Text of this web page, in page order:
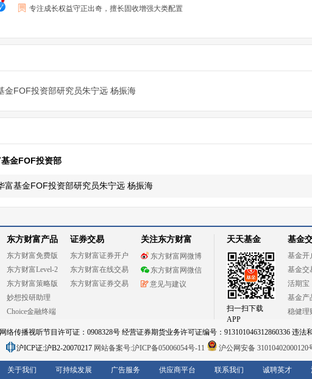
专注成长权益守正出奇，擅长固收增强大类配置
金FOF投资部研究员朱宁远 杨振海
金FOF投资部
富基金FOF投资部研究员朱宁远 杨振海
东方财富产品
东方财富免费版
东方财富Level-2
东方财富策略版
妙想投研助理
Choice金融终端
证券交易
东方财富证券开户
东方财富在线交易
东方财富证券交易
关注东方财富
东方财富网微博
东方财富网微信
意见与建议
天天基金
扫一扫下载
APP
基金
基金开
基金交
活期宝
基金产
稳健理
络传播视听节目许可证：0908328号 经营证券期货业务许可证编号：913101046312860336 违法
沪ICP证:沪B2-20070217 网站备案号:沪ICP备05006054号-11 沪公网安备 31010402000120
关于我们 可持续发展 广告服务 供应商平台 联系我们 诚聘英才